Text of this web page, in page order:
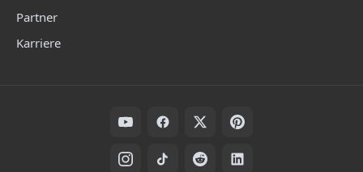
Partner
Karriere
Folge uns auf Social Media